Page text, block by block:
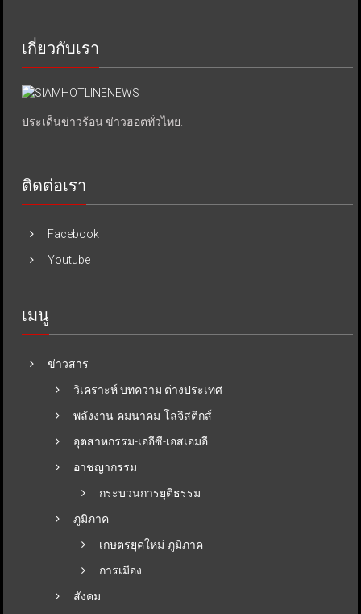
เกี่ยวกับเรา
ประเด็นข่าวร้อน ข่าวฮอตทั่วไทย.
ติดต่อเรา
Facebook
Youtube
เมนู
ข่าวสาร
วิเคราะห์ บทความ ต่างประเทศ
พลังงาน-คมนาคม-โลจิสติกส์
อุตสาหกรรม-เออีซี-เอสเอมอี
อาชญากรรม
กระบวนการยุติธรรม
ภูมิภาค
เกษตรยุคใหม่-ภูมิภาค
การเมือง
สังคม